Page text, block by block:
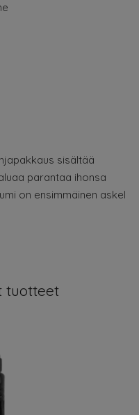
sisältää
parantaa ihonsa
on ensimmäinen askel
tuotteet